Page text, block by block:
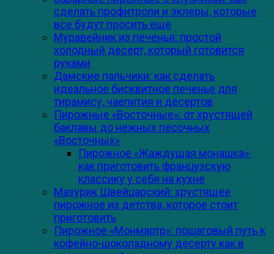
сделать профитроли и эклеры, которые
все будут просить еще
Муравейник из печенья: простой
холодный десерт, который готовится
руками
Дамские пальчики: как сделать
идеальное бисквитное печенье для
тирамису, чаепития и десертов
Пирожные «Восточные»: от хрустящей
баклавы до нежных песочных
«Восточных»
Пирожное «Жаждущая монашка»:
как приготовить французскую
классику у себя на кухне
Мазурик Швейцарский: хрустящее
пирожное из детства, которое стоит
приготовить
Пирожное «Монмартр»: пошаговый путь к
кофейно-шоколадному десерту как в